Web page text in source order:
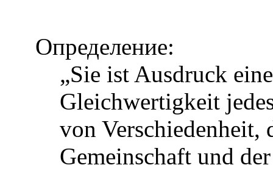
Определение:
„Sie ist Ausdruck
Gleichwertigkeit
von Verschiedenheit,
Gemeinschaft und